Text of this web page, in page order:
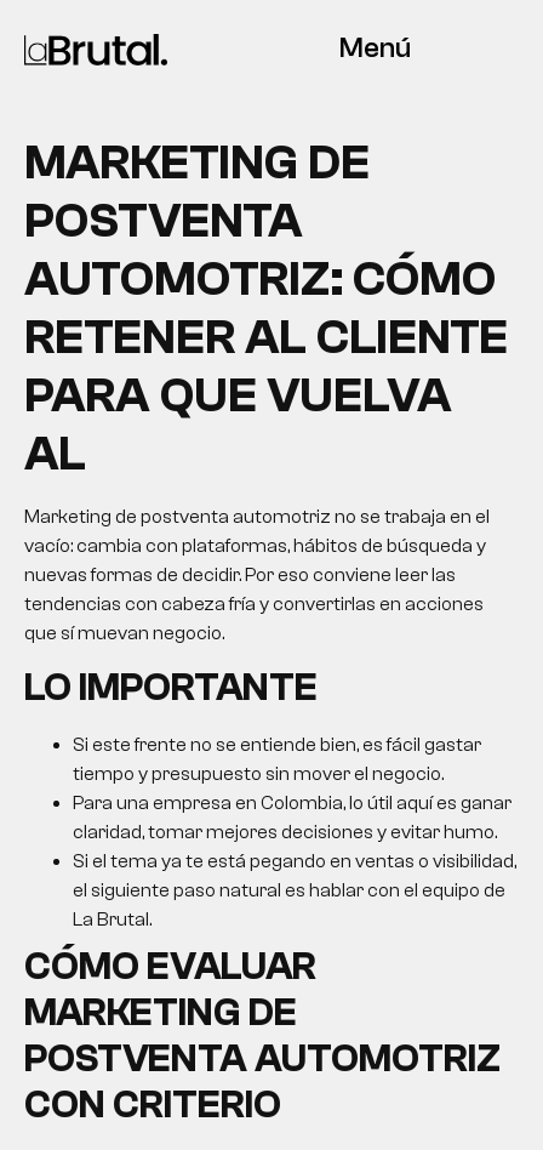
Menú
MARKETING DE
POSTVENTA
AUTOMOTRIZ: CÓMO
RETENER AL CLIENTE
PARA QUE VUELVA
AL
Marketing de postventa automotriz no se trabaja en el
vacío: cambia con plataformas, hábitos de búsqueda y
nuevas formas de decidir. Por eso conviene leer las
tendencias con cabeza fría y convertirlas en acciones
que sí muevan negocio.
LO IMPORTANTE
Si este frente no se entiende bien, es fácil gastar
tiempo y presupuesto sin mover el negocio.
Para una empresa en Colombia, lo útil aquí es ganar
claridad, tomar mejores decisiones y evitar humo.
Si el tema ya te está pegando en ventas o visibilidad,
el siguiente paso natural es hablar con el equipo de
La Brutal.
CÓMO EVALUAR
MARKETING DE
POSTVENTA AUTOMOTRIZ
CON CRITERIO